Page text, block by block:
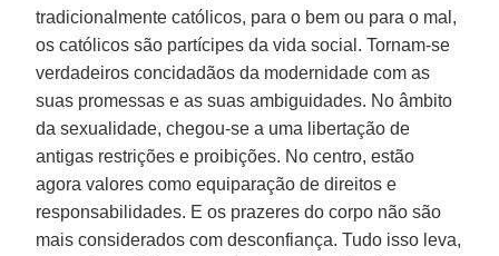
tradicionalmente católicos, para o bem ou para o mal,
os católicos são partícipes da vida social. Tornam-se
verdadeiros concidadãos da modernidade com as
suas promessas e as suas ambiguidades. No âmbito
da sexualidade, chegou-se a uma libertação de
antigas restrições e proibições. No centro, estão
agora valores como equiparação de direitos e
responsabilidades. E os prazeres do corpo não são
mais considerados com desconfiança. Tudo isso leva,